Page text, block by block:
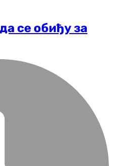
се обиђу за